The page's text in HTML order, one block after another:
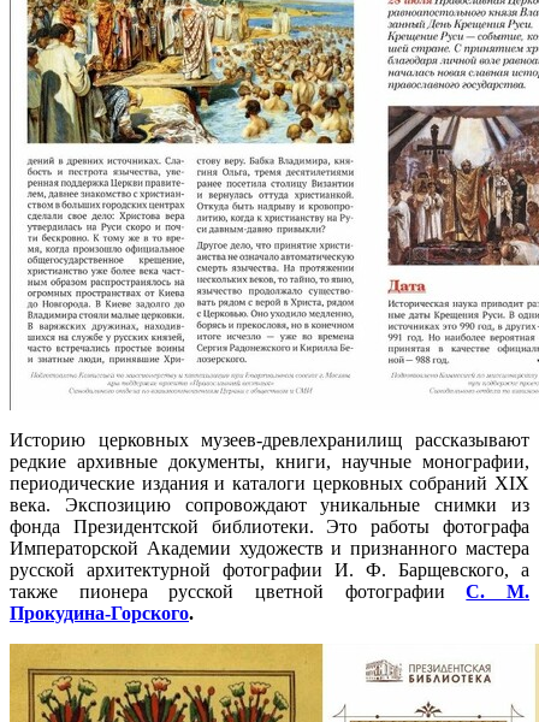
Историю церковных музеев-древлехранилищ рассказывают
редкие архивные документы, книги, научные монографии,
периодические издания и каталоги церковных собраний XIX
века. Экспозицию сопровождают уникальные снимки из
фонда Президентской библиотеки. Это работы фотографа
Императорской Академии художеств и признанного мастера
русской архитектурной фотографии И. Ф. Барщевского, а
также пионера русской цветной фотографииС. М.
Прокудина-Горского.